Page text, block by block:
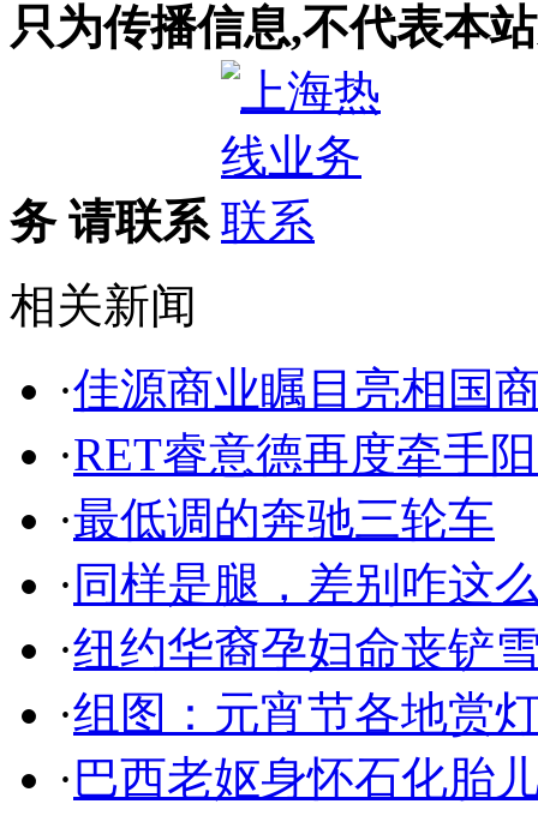
只为传播信息,不代表本
务 请联系
相关新闻
·佳源商业瞩目亮相国
·RET睿意德再度牵手
·最低调的奔驰三轮车
· 同样是腿，差别咋这
·纽约华裔孕妇命丧铲
·组图：元宵节各地赏
·巴西老妪身怀石化胎